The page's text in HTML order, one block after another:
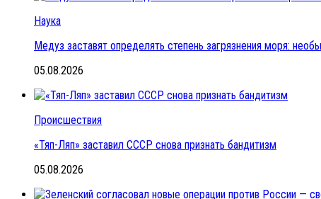
Наука
Медуз заставят определять степень загрязнения моря:
05.08.2026
Происшествия
«Тяп-Ляп» заставил СССР снова признать бандитизм
05.08.2026